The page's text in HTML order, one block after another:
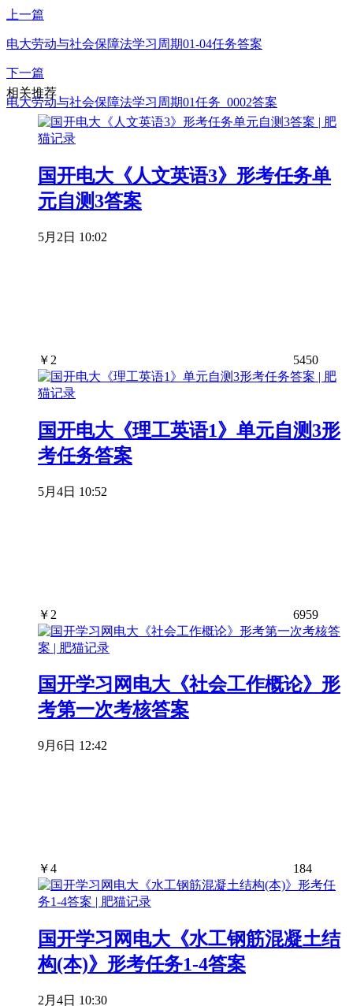
上一篇
电大劳动与社会保障法学习周期01-04任务答案
下一篇
电大劳动与社会保障法学习周期01任务_0002答案
相关推荐
国开电大《人文英语3》形考任务单
元自测3答案
5月2日 10:02
￥ 2 5450
国开电大《理工英语1》单元自测3形
考任务答案
5月4日 10:52
￥ 2 6959
国开学习网电大《社会工作概论》形
考第一次考核答案
9月6日 12:42
￥4 184
国开学习网电大《水工钢筋混凝土结
构(本)》形考任务1-4答案
2月4日 10:30